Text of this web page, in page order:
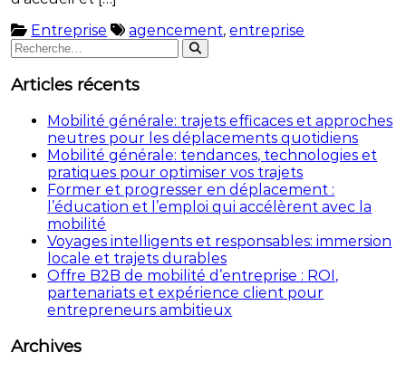
Entreprise
agencement,entreprise
Rechercher
:
Rechercher
Articles récents
Mobilité générale: trajets efficaces et approches
neutres pour les déplacements quotidiens
Mobilité générale: tendances, technologies et
pratiques pour optimiser vos trajets
Former et progresser en déplacement :
l’éducation et l’emploi qui accélèrent avec la
mobilité
Voyages intelligents et responsables: immersion
locale et trajets durables
Offre B2B de mobilité d’entreprise : ROI,
partenariats et expérience client pour
entrepreneurs ambitieux
Archives